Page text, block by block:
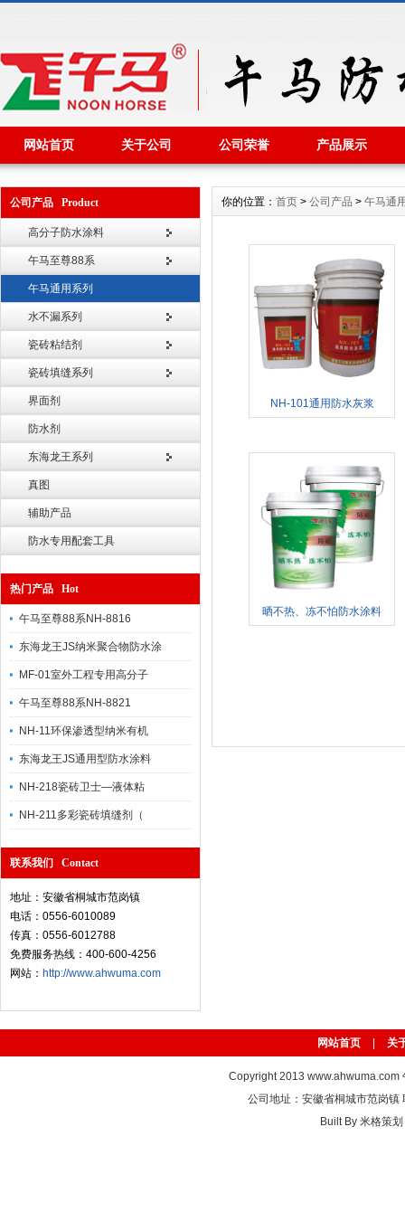
网站首页 关于公司 公司荣誉 产品展示
公司产品 Product
高分子防水涂料
午马至尊88系
午马通用系列
水不漏系列
瓷砖粘结剂
瓷砖填缝系列
界面剂
防水剂
东海龙王系列
真图
辅助产品
防水专用配套工具
热门产品 Hot
午马至尊88系NH-8816
东海龙王JS纳米聚合物防水涂
MF-01室外工程专用高分子
午马至尊88系NH-8821
NH-11环保渗透型纳米有机
东海龙王JS通用型防水涂料
NH-218瓷砖卫士—液体粘
NH-211多彩瓷砖填缝剂（
联系我们 Contact
地址：安徽省桐城市范岗镇
电话：0556-6010089
传真：0556-6012788
免费服务热线：400-600-4256
网站： http://www.ahwuma.com
你的位置： 首页 > 公司产品 > 午马通
NH-101通用防水灰浆
晒不热、冻不怕防水涂料
网站首页 关
Copyright 2013 www.ahwuma.com
公司地址：安徽省桐城市范岗
Built By 米格策划